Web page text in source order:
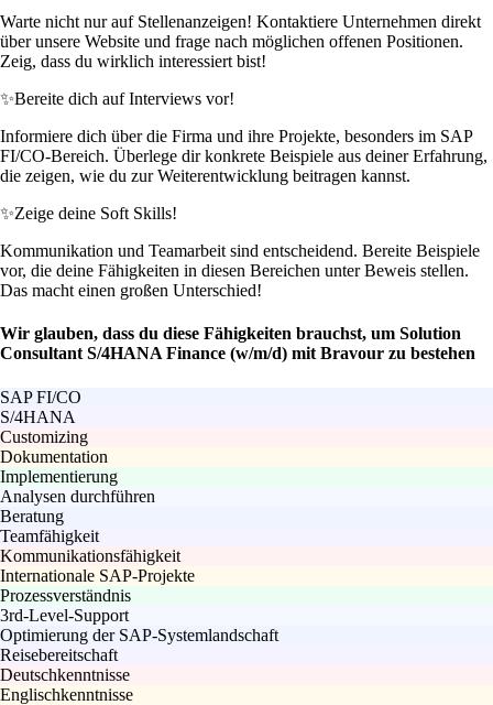
Warte nicht nur auf Stellenanzeigen! Kontaktiere Unternehmen direkt
über unsere Website und frage nach möglichen offenen Positionen.
Zeig, dass du wirklich interessiert bist!
✨Bereite dich auf Interviews vor!
Informiere dich über die Firma und ihre Projekte, besonders im SAP
FI/CO-Bereich. Überlege dir konkrete Beispiele aus deiner Erfahrung,
die zeigen, wie du zur Weiterentwicklung beitragen kannst.
✨Zeige deine Soft Skills!
Kommunikation und Teamarbeit sind entscheidend. Bereite Beispiele
vor, die deine Fähigkeiten in diesen Bereichen unter Beweis stellen.
Das macht einen großen Unterschied!
Wir glauben, dass du diese Fähigkeiten brauchst, um Solution
Consultant S/4HANA Finance (w/m/d) mit Bravour zu bestehen
SAP FI/CO
S/4HANA
Customizing
Dokumentation
Implementierung
Analysen durchführen
Beratung
Teamfähigkeit
Kommunikationsfähigkeit
Internationale SAP-Projekte
Prozessverständnis
3rd-Level-Support
Optimierung der SAP-Systemlandschaft
Reisebereitschaft
Deutschkenntnisse
Englischkenntnisse